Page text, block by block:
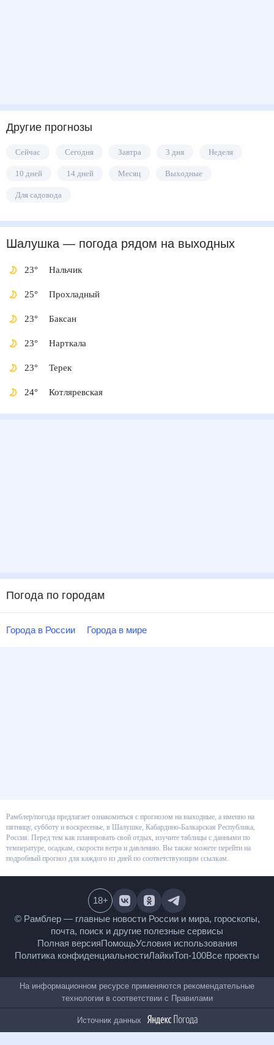
Другие прогнозы
Сейчас Сегодня Завтра 3 дня Неделя
10 дней 14 дней Месяц Выходные
Для садовода
Шалушка — погода рядом на выходных
23° Нальчик
25° Прохладный
23° Баксан
23° Нарткала
23° Терек
24° Котляревская
Погода по городам
Города в России Города в мире
Рамблер/погода предлагает ознакомиться с прогнозом на выходные, а
именно на пятницу, субботу и воскресенье, в Шалушке, Кабардино-
Балкарская Республика, Россия. Перед тем как планировать свой отдых,
изучите таблицы с данными по температуре, осадкам, скорости ветра и
давлению. Вы также можете перейти на подробный прогноз для каждого
© Рамблер — главные новости России и мира,
гороскопы, почта, поиск и другие полезные сервисы
Полная версияПомощьУсловия использования
Все проекты
18+
На информационном ресурсе применяются
рекомендательные технологии в соответствии с